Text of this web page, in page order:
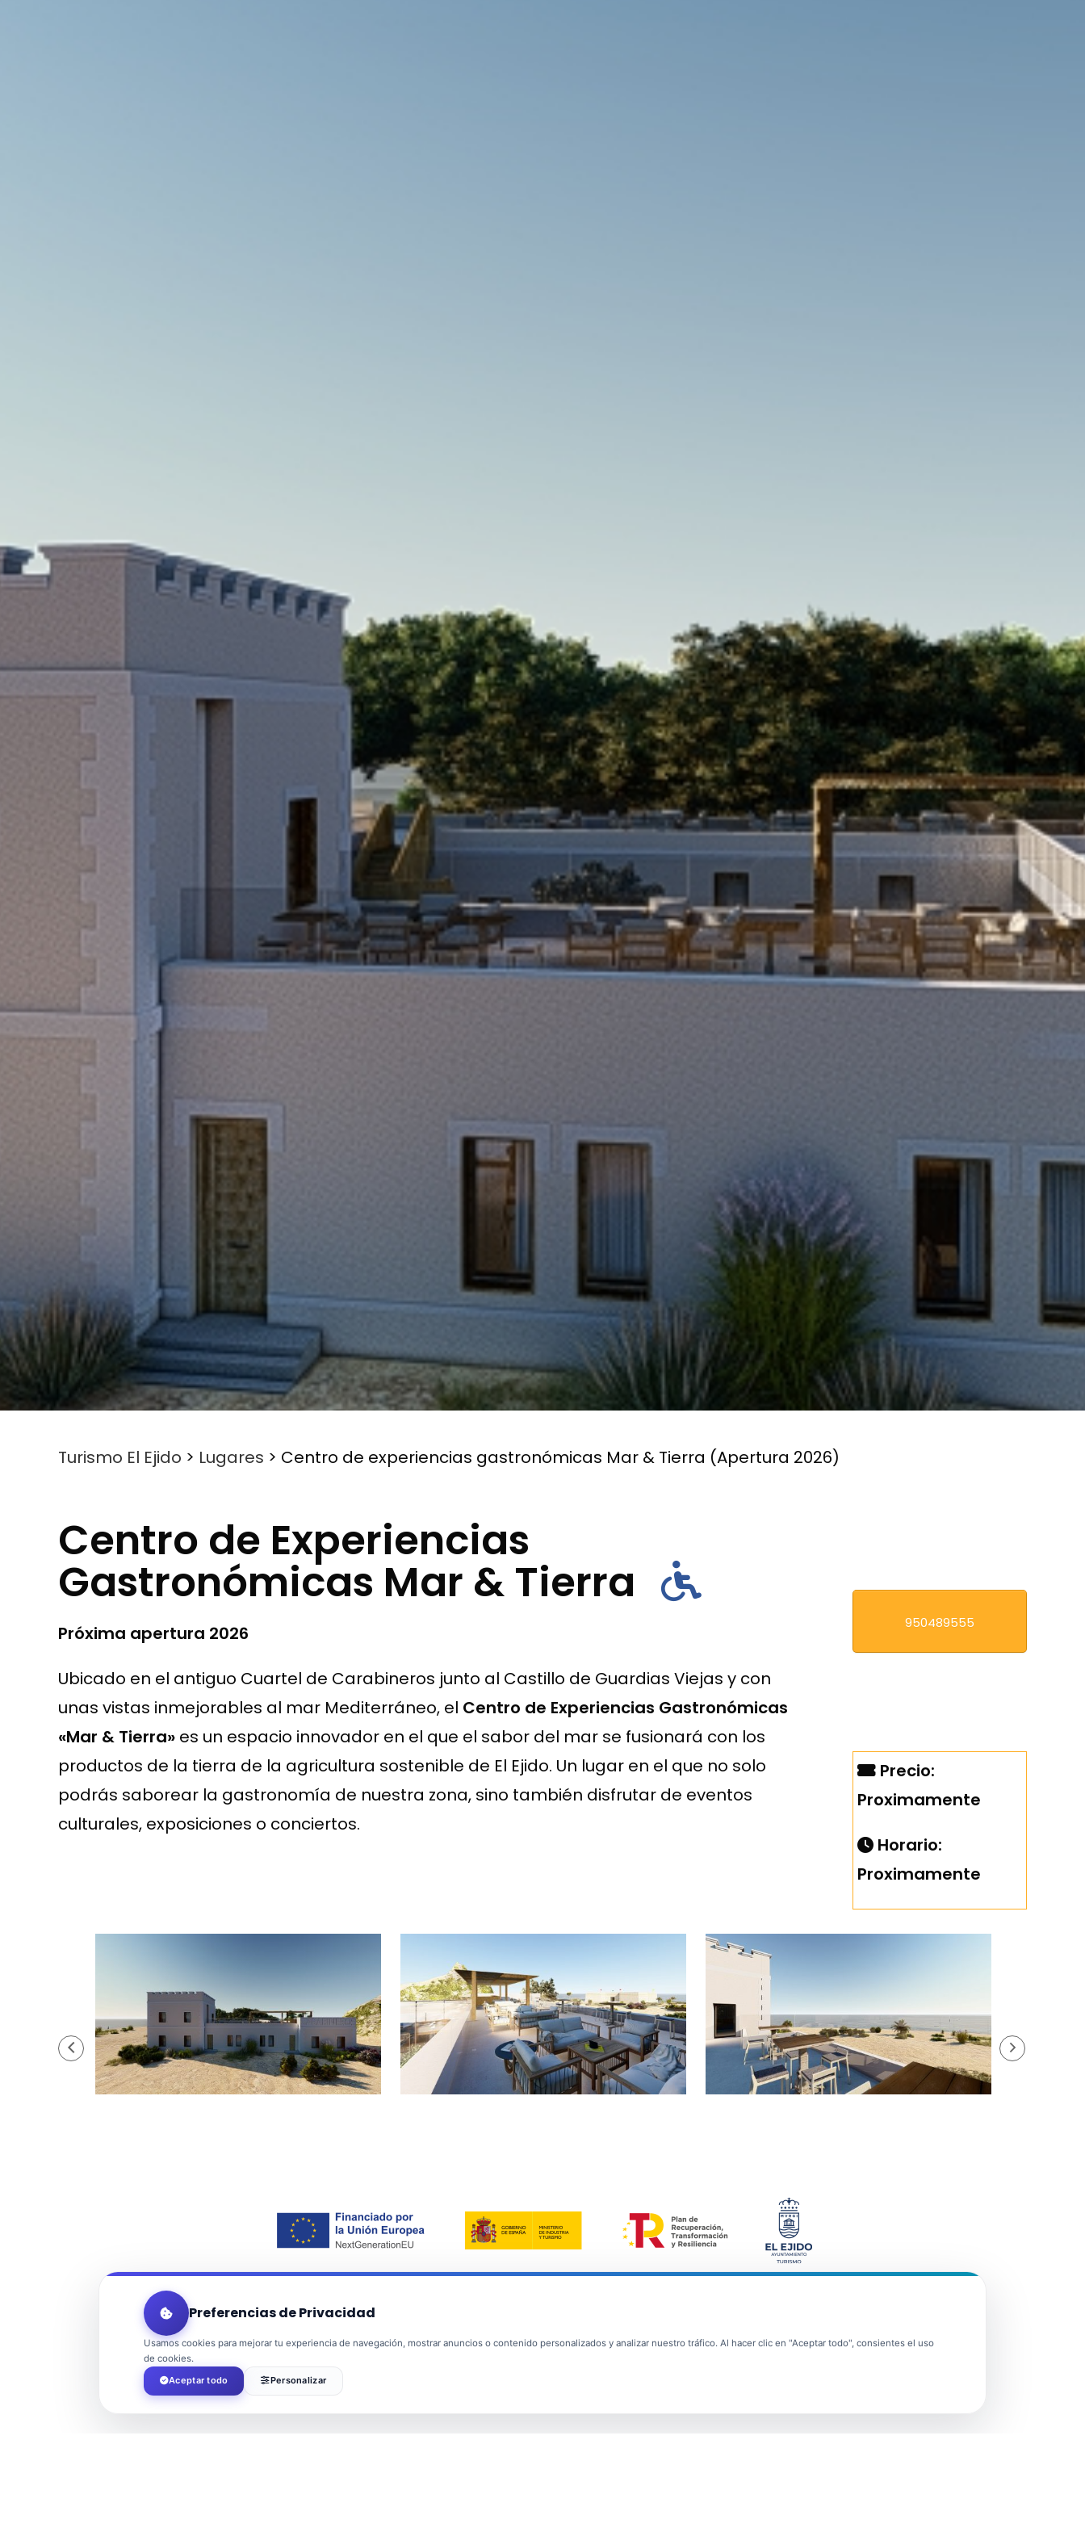
Turismo El Ejido > Lugares > Centro de experiencias gastronómicas Mar & Tierra (Apertura 2026)
Centro de Experiencias
Gastronómicas Mar & Tierra
Próxima apertura 2026
Ubicado en el antiguo Cuartel de Carabineros junto al Castillo de Guardias Viejas y con
unas vistas inmejorables al mar Mediterráneo, el Centro de Experiencias Gastronómicas
«Mar & Tierra» es un espacio innovador en el que el sabor del mar se fusionará con los
productos de la tierra de la agricultura sostenible de El Ejido. Un lugar en el que no solo
podrás saborear la gastronomía de nuestra zona, sino también disfrutar de eventos
culturales, exposiciones o conciertos.
950489555
Precio:
Proximamente
Horario:
Proximamente
Preferencias de Privacidad
Usamos cookies para mejorar tu experiencia de navegación, mostrar anuncios o contenido personalizados y analizar nuestro tráfico. Al hacer clic en "Aceptar todo", consientes el uso
de cookies.
Aceptar todo
Personalizar